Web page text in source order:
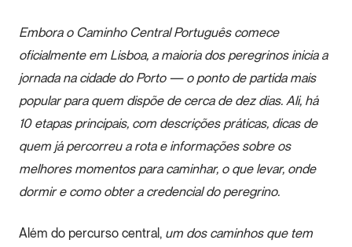
Embora o Caminho Central Português comece
oficialmente em Lisboa, a maioria dos peregrinos inicia a
jornada na cidade do Porto — o ponto de partida mais
popular para quem dispõe de cerca de dez dias. Ali, há
10 etapas principais, com descrições práticas, dicas de
quem já percorreu a rota e informações sobre os
melhores momentos para caminhar, o que levar, onde
dormir e como obter a credencial do peregrino.
Além do percurso central, um dos caminhos que tem